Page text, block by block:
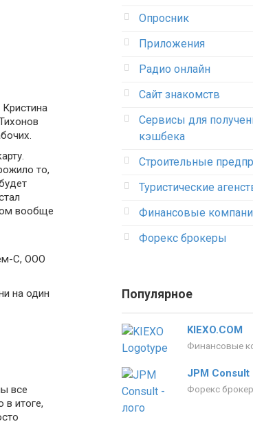
то,
вообще
С, ООО
на один
все
в итоге,
Опросник
Приложения
Радио онлайн
Сайт знакомств
Сервисы для
кэшбека
Строительные
Туристические
Финансовые
Форекс брокеры
Популярное
KIEXO.COM
Финансовые
JPM Consult
Форекс